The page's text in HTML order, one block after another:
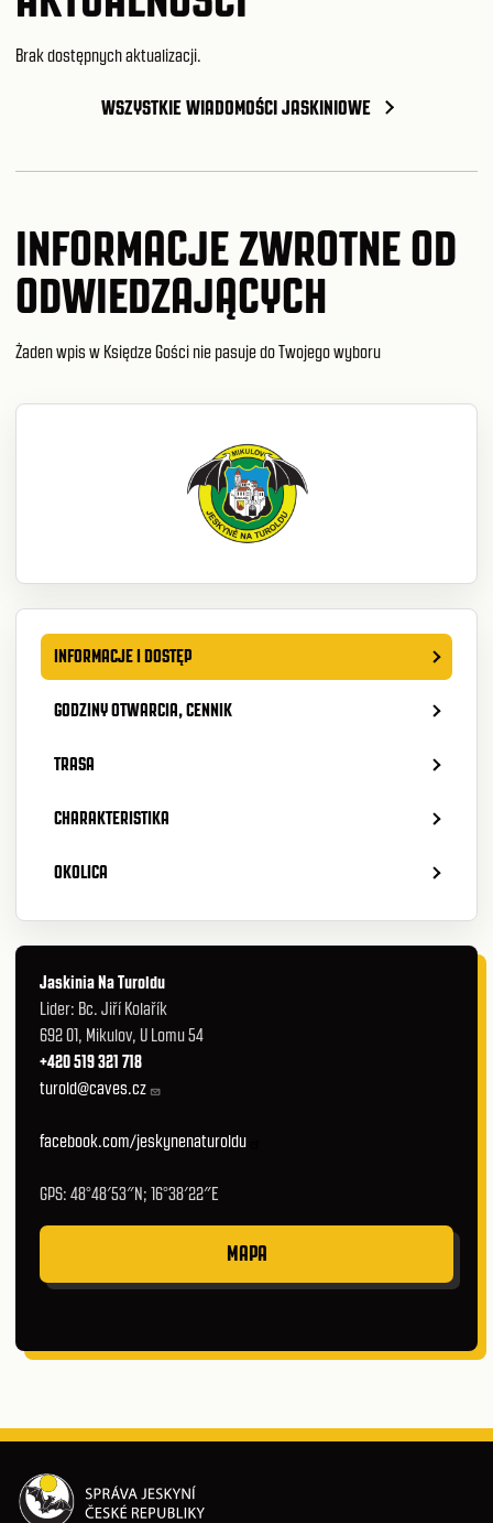
Brak dostępnych aktualizacji.
WSZYSTKIE WIADOMOŚCI JASKINIOWE
INFORMACJE ZWROTNE OD
ODWIEDZAJĄCYCH
Żaden wpis w Księdze Gości nie pasuje do Twojego wyboru
INFORMACJE I DOSTĘP
GODZINY OTWARCIA, CENNIK
TRASA
CHARAKTERISTIKA
OKOLICA
Jaskinia Na Turoldu
Lider: Bc. Jiří Kolařík
692 01, Mikulov, U Lomu 54
+420 519 321 718
turold@caves.cz
facebook.com/jeskynenaturoldu
GPS: 48°48′53″N; 16°38′22″E
MAPA